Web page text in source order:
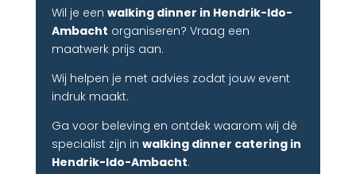
Wil je een walking dinner in Hendrik-Ido-
Ambacht organiseren? Vraag een
maatwerk prijs aan.
Wij helpen je met advies zodat jouw event
indruk maakt.
Ga voor beleving en ontdek waarom wij dé
specialist zijn in walking dinner catering in
Hendrik-Ido-Ambacht.